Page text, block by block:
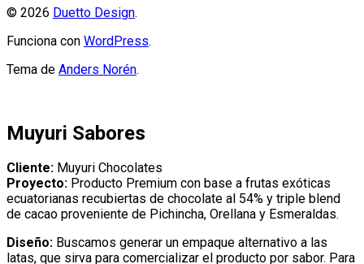
© 2026 Duetto Design.
Funciona con WordPress.
Tema de Anders Norén.
Muyuri Sabores
Cliente: Muyuri Chocolates
Proyecto: Producto Premium con base a frutas exóticas
ecuatorianas recubiertas de chocolate al 54% y triple blend
de cacao proveniente de Pichincha, Orellana y Esmeraldas.
Diseño: Buscamos generar un empaque alternativo a las
latas, que sirva para comercializar el producto por sabor. Para